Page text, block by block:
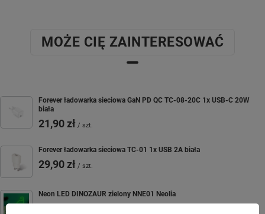
MOŻE CIĘ ZAINTERESOWAĆ
Forever ładowarka sieciowa GaN PD QC TC-08-20C 1x USB-C 20W
biała
21,90 zł / szt.
Forever ładowarka sieciowa TC-01 1x USB 2A biała
29,90 zł / szt.
Neon LED DINOZAUR zielony NNE01 Neolia
29,90 zł